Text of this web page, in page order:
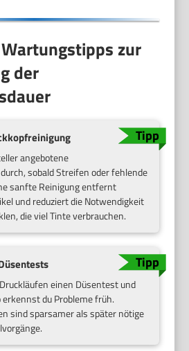
zur
der
angebotene
sobald Streifen oder fehlende
sanfte Reinigung entfernt
und reduziert die Notwendigkeit
die viel Tinte verbrauchen.
einen Düsentest und
erkennst du Probleme früh.
sind sparsamer als später nötige